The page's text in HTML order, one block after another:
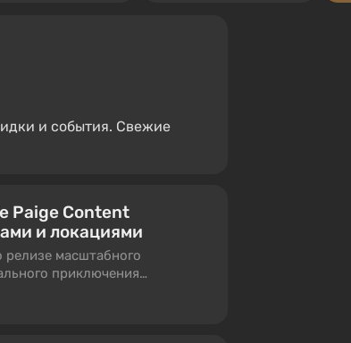
и события. Свежие
Paige Content
и локациями
релизе масштабного
приключения